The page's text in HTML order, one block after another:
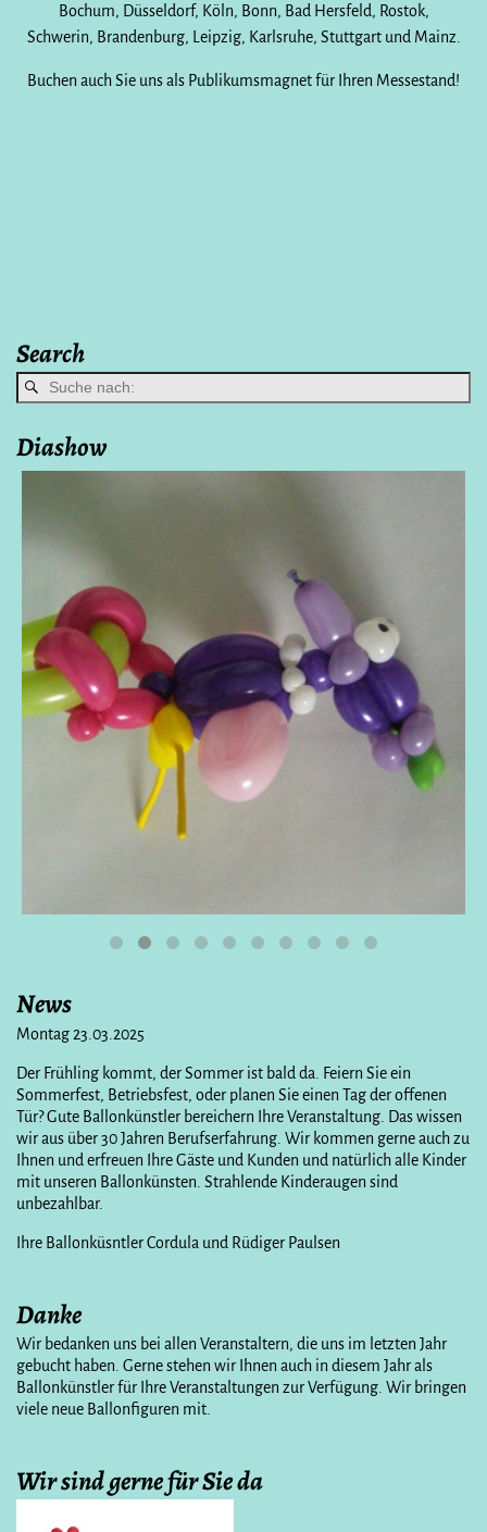
Bochum, Düsseldorf, Köln, Bonn, Bad Hersfeld, Rostok,
Schwerin, Brandenburg, Leipzig, Karlsruhe, Stuttgart und Mainz.
Buchen auch Sie uns als Publikumsmagnet für Ihren Messestand!
Search
Diashow
News
Montag 23.03.2025
Der Frühling kommt, der Sommer ist bald da. Feiern Sie ein
Sommerfest, Betriebsfest, oder planen Sie einen Tag der offenen
Tür? Gute Ballonkünstler bereichern Ihre Veranstaltung. Das wissen
wir aus über 30 Jahren Berufserfahrung. Wir kommen gerne auch zu
Ihnen und erfreuen Ihre Gäste und Kunden und natürlich alle Kinder
mit unseren Ballonkünsten. Strahlende Kinderaugen sind
unbezahlbar.
Ihre Ballonküsntler Cordula und Rüdiger Paulsen
Danke
Wir bedanken uns bei allen Veranstaltern, die uns im letzten Jahr
gebucht haben. Gerne stehen wir Ihnen auch in diesem Jahr als
Ballonkünstler für Ihre Veranstaltungen zur Verfügung. Wir bringen
viele neue Ballonfiguren mit.
Wir sind gerne für Sie da